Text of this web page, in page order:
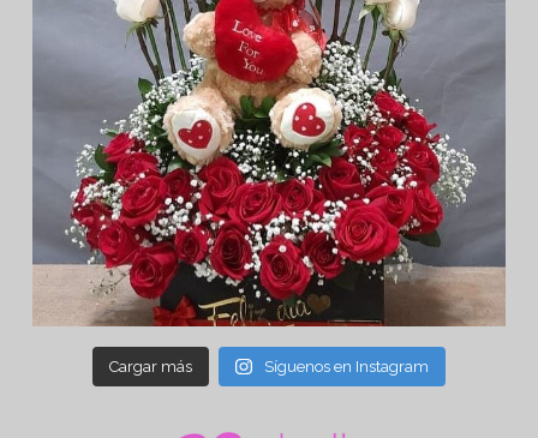
Cargar más Síguenos en Instagram